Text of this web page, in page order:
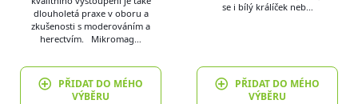
dlouholetá praxe v oboru a
zkušenosti s moderováním a
herectvím. Mikromag…
PŘIDAT DO MÉHO
VÝBĚRU
se i bílý králíček neb…
PŘIDAT DO MÉHO
VÝBĚRU